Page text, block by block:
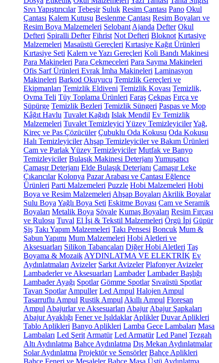
Sıvı Yapıştırıcılar Tebeşir Suluk Resim Çantası Pano Okul
Çantası Kalem Kutusu Beslenme Çantası Resim Boyaları ve
Resim Boya Malzemeleri Selobant Ajanda Defter Okul
Defteri Spiralli Defter Fihrist Not Defteri Bloknot Kırtasiye
Malzemeleri Masaüstü Gereçleri Kırtasiye Kağıt Ürünleri
Kırtasiye Seti Kalem ve Yazı Gereçleri Koli Bandı Makinesi
Para Makineleri Para Çekmeceleri Para Sayma Makineleri
Ofis Sarf Ürünleri Evrak İmha Makineleri Laminasyon
Makineleri Barkod Okuyucu Temizlik Gereçleri ve
Ekipmanları Temizlik Eldiveni Temizlik Kovası Temizlik,
Ovma Teli Tüy Toplama Ürünleri Faraş Çekpas Fırça ve
Süpürge Temizlik Bezleri Temizlik Süngeri Paspas ve Mop
Kâğıt Havlu Tuvalet Kağıdı Islak Mendil Ev Temizlik
Malzemeleri Tuvalet Temizleyici Yüzey TemizleyicilerYağ,
Kireç ve Pas Çözücüler Çubuklu Oda Kokusu Oda Kokusu
Halı Temizleyiciler Ahşap Temizleyiciler ve Bakım Ürünleri
Cam ve Parlak Yüzey Temizleyiciler Mutfak ve Banyo
Temizleyiciler Bulaşık Makinesi Deterjanı Yumuşatıcı
Çamaşır Deterjanı Elde Bulaşık Deterjanı Çamaşır Leke
Çıkarıcılar Kolonya Pazar Arabası ve Çantası Eğlence
Ürünleri Parti Malzemeleri Puzzle Hobi Malzemeleri Hobi
Boya ve Resim Malzemeleri Ahşap Boyaları Akrilik Boyalar
Sulu Boya Yağlı Boya Seti Eskitme Boyası Cam ve Seramik
Boyaları Metalik Boya Şövale Kumaş Boyaları Resim Fırçası
ve Rulosu Tuval El İşi & Tekstil Malzemeleri Örgü İpi Güpür
Şiş Takı Yapım Malzemeleri Takı Pensesi Boncuk Mum &
Sabun Yapımı Mum Malzemeleri Hobi Aletleri ve
Aksesuarları Silikon Tabancaları Diğer Hobi Aletleri Taş
Boyama & Mozaik AYDINLATMA VE ELEKTRİK Ev
Aydınlatmaları Avizeler Sarkıt Avizeler Plafonyer Avizeler
Lambaderler ve Aksesuarları Lambader Lambader Başlığı
Lambader Ayağı Spotlar Gömme Spotlar Sıvaüstü Spotlar
Tavan Spotlar Ampuller Led Ampul Halojen Ampul
Tasarruflu Ampul Rustik Ampul Akıllı Ampul Floresan
Ampul Abajurlar ve Aksesuarları Abajur Abajur Şapkaları
Abajur Ayaklığı Fener ve Işıldaklar Aplikler Duvar Aplikleri
Tablo Aplikleri Banyo Aplikleri Lamba Gece Lambaları Masa
Lambaları Led Şerit Armatür Led Armatür Led Panel Tezgah
Altı Aydınlatma Bahçe Aydınlatma Dış Mekan Aydınlatmalar
Solar Aydınlatma Projektör ve Sensörler Bahçe Aplikleri
Bahçe Feneri ve Meşaleler Bahçe Masa Üstü Aydınlatma